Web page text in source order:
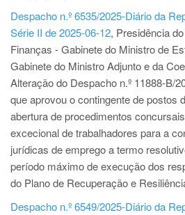
Despacho n.º 6535/2025-Diário da
Série II de 2025-06-12, Presidência
Finanças - Gabinete do Ministro de
Gabinete do Ministro Adjunto e da
Alteração do Despacho n.º 11888-B/
que aprovou o contingente de postos
abertura de procedimentos
excecional de trabalhadores para a
jurídicas de emprego a termo
período máximo de execução dos
do Plano de Recuperação e
Despacho n.º 6549/2025-Diário da